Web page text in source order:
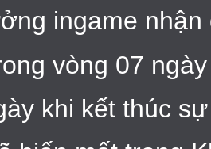
ingame
vòng 07
khi kết thúc